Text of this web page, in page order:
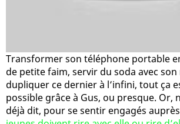
Transformer son téléphone portable
de petite faim, servir du soda avec
dupliquer ce dernier à l’infini, tout ça
possible grâce à Gus, ou presque. Or,
déjà dit, pour se sentir engagés